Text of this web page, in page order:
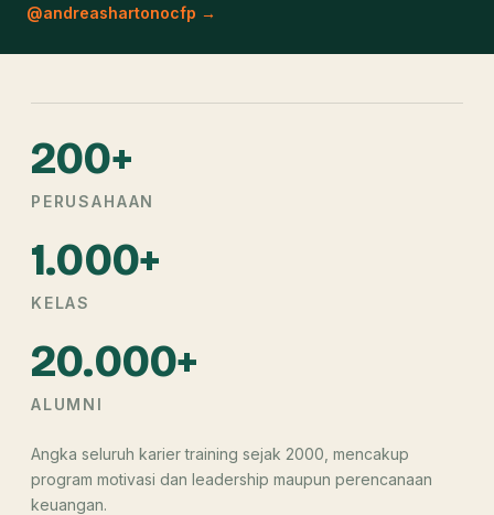
@andreashartonocfp →
200+
PERUSAHAAN
1.000+
KELAS
20.000+
ALUMNI
Angka seluruh karier training sejak 2000, mencakup
program motivasi dan leadership maupun perencanaan
keuangan.